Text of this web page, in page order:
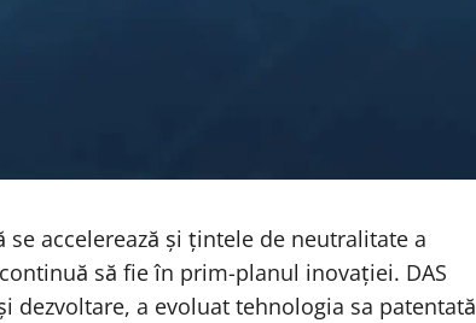
accelerează și țintele de neutralitate a
să fie în prim-planul inovației. DAS
dezvoltare, a evoluat tehnologia sa patentată